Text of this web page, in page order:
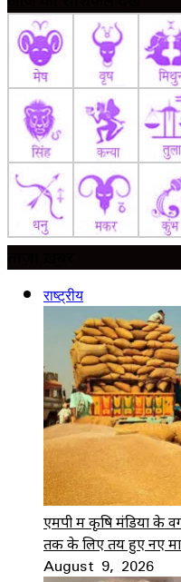
राष्ट्रीय
एमपी में कृषि मंडियों के
तक के लिए तय हुए नए
August 9, 2026